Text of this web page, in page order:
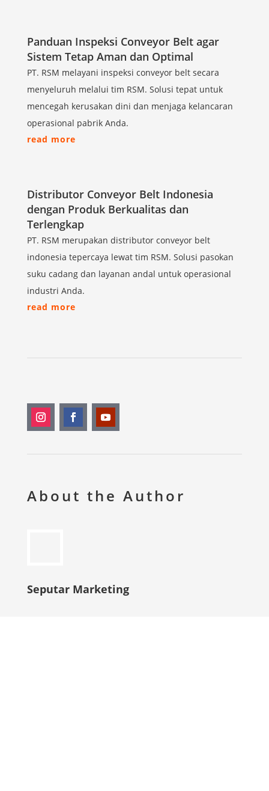
Panduan Inspeksi Conveyor Belt agar
Sistem Tetap Aman dan Optimal
PT. RSM melayani inspeksi conveyor belt secara
menyeluruh melalui tim RSM. Solusi tepat untuk
mencegah kerusakan dini dan menjaga kelancaran
operasional pabrik Anda.
read more
Distributor Conveyor Belt Indonesia
dengan Produk Berkualitas dan
Terlengkap
PT. RSM merupakan distributor conveyor belt
indonesia tepercaya lewat tim RSM. Solusi pasokan
suku cadang dan layanan andal untuk operasional
industri Anda.
read more
About the Author
Seputar Marketing